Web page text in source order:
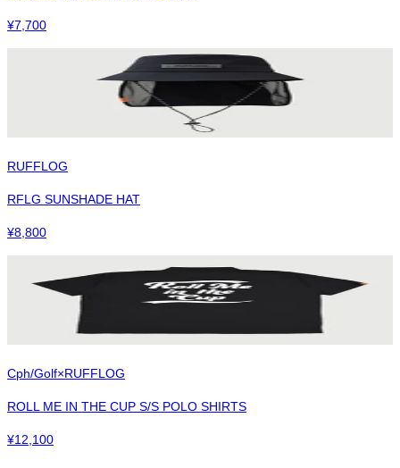
¥7,700
RUFFLOG
RFLG SUNSHADE HAT
¥8,800
Cph/Golf×RUFFLOG
ROLL ME IN THE CUP S/S POLO SHIRTS
¥12,100